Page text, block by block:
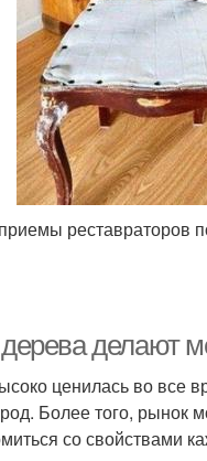
реставраторов
делают
ценилась во все
Более того, рынок
со свойствами